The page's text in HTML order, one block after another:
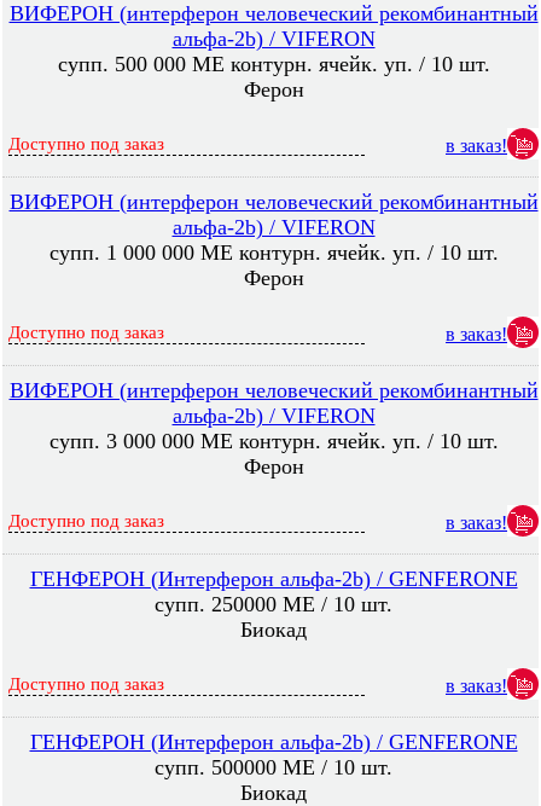
ВИФЕРОН (интерферон человеческий рекомбинантный
альфа-2b) / VIFERON
супп. 500 000 МЕ контурн. ячейк. уп. / 10 шт.
Ферон
Доступно под заказ в заказ!
ВИФЕРОН (интерферон человеческий рекомбинантный
альфа-2b) / VIFERON
супп. 1 000 000 МЕ контурн. ячейк. уп. / 10 шт.
Ферон
Доступно под заказ в заказ!
ВИФЕРОН (интерферон человеческий рекомбинантный
альфа-2b) / VIFERON
супп. 3 000 000 МЕ контурн. ячейк. уп. / 10 шт.
Ферон
Доступно под заказ в заказ!
ГЕНФЕРОН (Интерферон альфа-2b) / GENFERONE
супп. 250000 МЕ / 10 шт.
Биокад
Доступно под заказ в заказ!
ГЕНФЕРОН (Интерферон альфа-2b) / GENFERONE
супп. 500000 МЕ / 10 шт.
Биокад